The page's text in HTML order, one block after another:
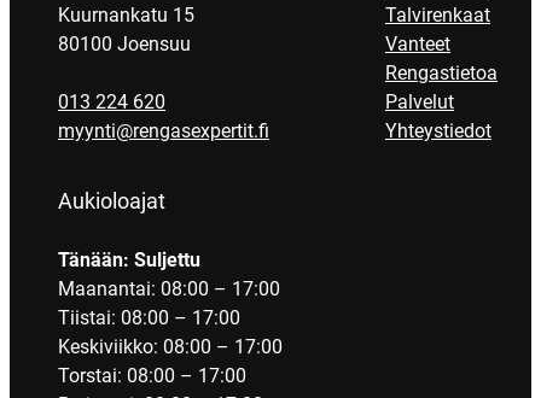
Kuurnankatu 15
80100 Joensuu
013 224 620
myynti@rengasexpertit.fi
Aukioloajat
Tänään: Suljettu
Maanantai: 08:00 – 17:00
Tiistai: 08:00 – 17:00
Keskiviikko: 08:00 – 17:00
Torstai: 08:00 – 17:00
Talvirenkaat
Vanteet
Rengastietoa
Palvelut
Yhteystiedot